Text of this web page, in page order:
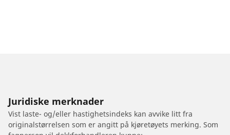
Juridiske merknader
Vist laste- og/eller hastighetsindeks kan avvike litt fra
originalstørrelsen som er angitt på kjøretøyets merking. Som